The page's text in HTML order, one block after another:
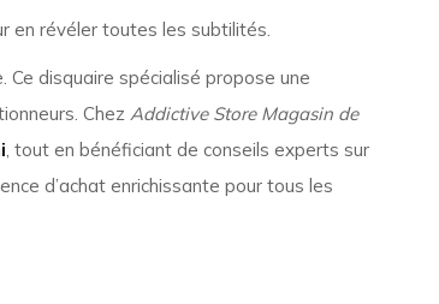
en révéler toutes les subtilités.
disquaire spécialisé propose une
Chez Addictive Store Magasin de
, tout en bénéficiant de conseils experts sur
d’achat enrichissante pour tous les